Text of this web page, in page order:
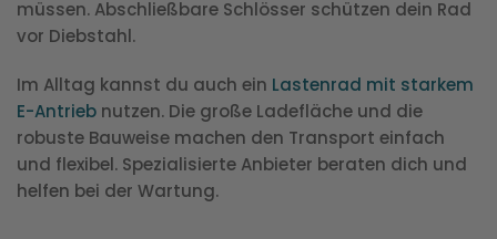
müssen. Abschließbare Schlösser schützen dein Rad
vor Diebstahl.
Im Alltag kannst du auch ein Lastenrad mit starkem
E-Antrieb nutzen. Die große Ladefläche und die
robuste Bauweise machen den Transport einfach
und flexibel. Spezialisierte Anbieter beraten dich und
helfen bei der Wartung.